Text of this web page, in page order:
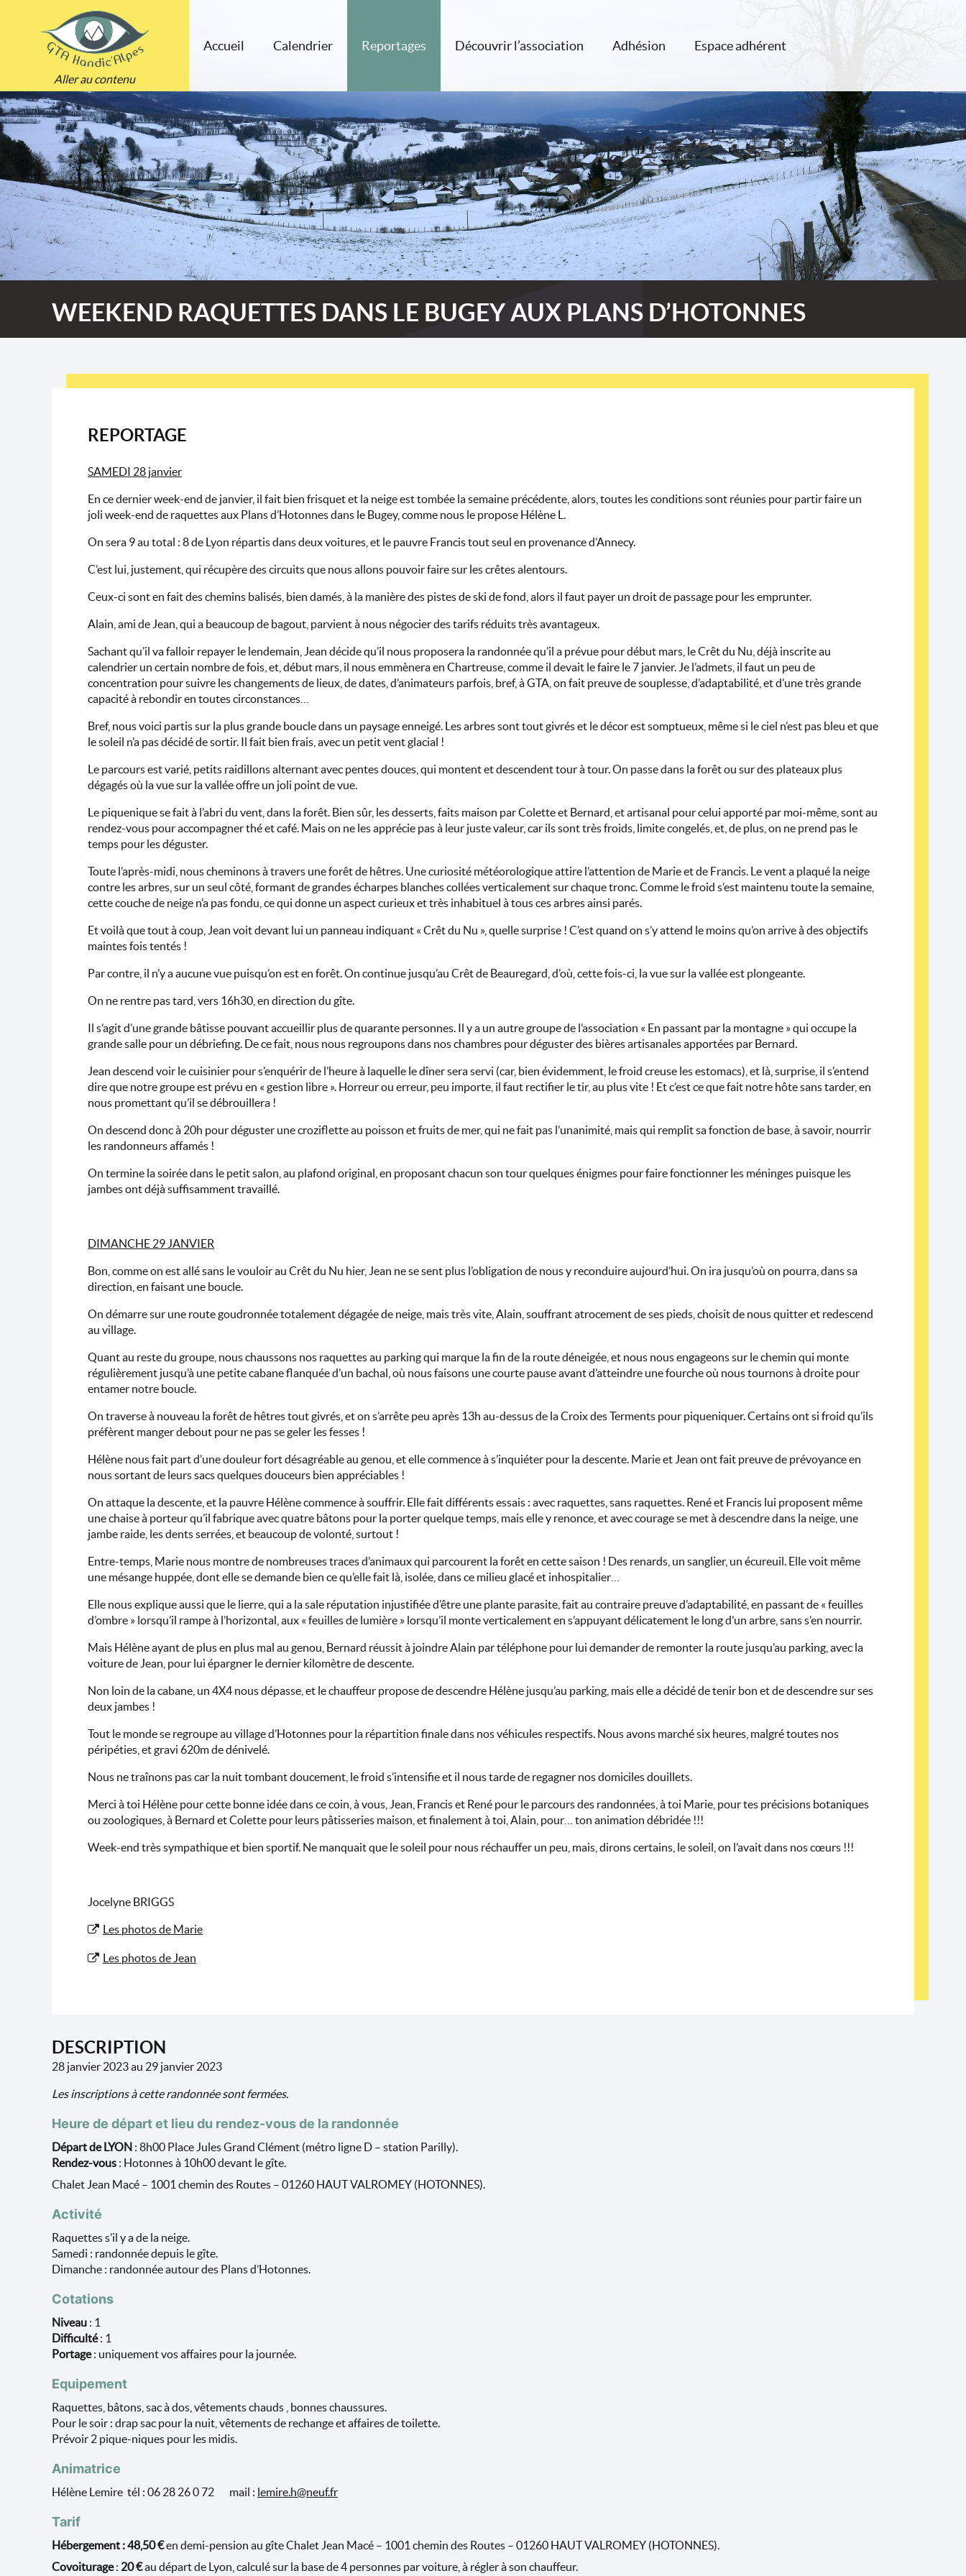
Aller au contenu
Accueil Calendrier Reportages Découvrir l’association Adhésion Espace adhérent
WEEKEND RAQUETTES DANS LE BUGEY AUX PLANS D’HOTONNES
REPORTAGE
SAMEDI 28 janvier
En ce dernier week-end de janvier, il fait bien frisquet et la neige est tombée la semaine précédente, alors, toutes les conditions sont réunies pour partir faire un
joli week-end de raquettes aux Plans d’Hotonnes dans le Bugey, comme nous le propose Hélène L.
On sera 9 au total : 8 de Lyon répartis dans deux voitures, et le pauvre Francis tout seul en provenance d’Annecy.
C’est lui, justement, qui récupère des circuits que nous allons pouvoir faire sur les crêtes alentours.
Ceux-ci sont en fait des chemins balisés, bien damés, à la manière des pistes de ski de fond, alors il faut payer un droit de passage pour les emprunter.
Alain, ami de Jean, qui a beaucoup de bagout, parvient à nous négocier des tarifs réduits très avantageux.
Sachant qu’il va falloir repayer le lendemain, Jean décide qu’il nous proposera la randonnée qu’il a prévue pour début mars, le Crêt du Nu, déjà inscrite au
calendrier un certain nombre de fois, et, début mars, il nous emmènera en Chartreuse, comme il devait le faire le 7 janvier. Je l’admets, il faut un peu de
concentration pour suivre les changements de lieux, de dates, d’animateurs parfois, bref, à GTA, on fait preuve de souplesse, d’adaptabilité, et d’une très grande
capacité à rebondir en toutes circonstances…
Bref, nous voici partis sur la plus grande boucle dans un paysage enneigé. Les arbres sont tout givrés et le décor est somptueux, même si le ciel n’est pas bleu et que
le soleil n’a pas décidé de sortir. Il fait bien frais, avec un petit vent glacial !
Le parcours est varié, petits raidillons alternant avec pentes douces, qui montent et descendent tour à tour. On passe dans la forêt ou sur des plateaux plus
dégagés où la vue sur la vallée offre un joli point de vue.
Le piquenique se fait à l’abri du vent, dans la forêt. Bien sûr, les desserts, faits maison par Colette et Bernard, et artisanal pour celui apporté par moi-même, sont au
rendez-vous pour accompagner thé et café. Mais on ne les apprécie pas à leur juste valeur, car ils sont très froids, limite congelés, et, de plus, on ne prend pas le
temps pour les déguster.
Toute l’après-midi, nous cheminons à travers une forêt de hêtres. Une curiosité météorologique attire l’attention de Marie et de Francis. Le vent a plaqué la neige
contre les arbres, sur un seul côté, formant de grandes écharpes blanches collées verticalement sur chaque tronc. Comme le froid s’est maintenu toute la semaine,
cette couche de neige n’a pas fondu, ce qui donne un aspect curieux et très inhabituel à tous ces arbres ainsi parés.
Et voilà que tout à coup, Jean voit devant lui un panneau indiquant « Crêt du Nu », quelle surprise ! C’est quand on s’y attend le moins qu’on arrive à des objectifs
maintes fois tentés !
Par contre, il n’y a aucune vue puisqu’on est en forêt. On continue jusqu’au Crêt de Beauregard, d’où, cette fois-ci, la vue sur la vallée est plongeante.
On ne rentre pas tard, vers 16h30, en direction du gîte.
Il s’agit d’une grande bâtisse pouvant accueillir plus de quarante personnes. Il y a un autre groupe de l’association « En passant par la montagne » qui occupe la
grande salle pour un débriefing. De ce fait, nous nous regroupons dans nos chambres pour déguster des bières artisanales apportées par Bernard.
Jean descend voir le cuisinier pour s’enquérir de l’heure à laquelle le dîner sera servi (car, bien évidemment, le froid creuse les estomacs), et là, surprise, il s’entend
dire que notre groupe est prévu en « gestion libre ». Horreur ou erreur, peu importe, il faut rectifier le tir, au plus vite ! Et c’est ce que fait notre hôte sans tarder, en
nous promettant qu’il se débrouillera !
On descend donc à 20h pour déguster une croziflette au poisson et fruits de mer, qui ne fait pas l’unanimité, mais qui remplit sa fonction de base, à savoir, nourrir
les randonneurs affamés !
On termine la soirée dans le petit salon, au plafond original, en proposant chacun son tour quelques énigmes pour faire fonctionner les méninges puisque les
jambes ont déjà suffisamment travaillé.
DIMANCHE 29 JANVIER
Bon, comme on est allé sans le vouloir au Crêt du Nu hier, Jean ne se sent plus l’obligation de nous y reconduire aujourd’hui. On ira jusqu’où on pourra, dans sa
direction, en faisant une boucle.
On démarre sur une route goudronnée totalement dégagée de neige, mais très vite, Alain, souffrant atrocement de ses pieds, choisit de nous quitter et redescend
au village.
Quant au reste du groupe, nous chaussons nos raquettes au parking qui marque la fin de la route déneigée, et nous nous engageons sur le chemin qui monte
régulièrement jusqu’à une petite cabane flanquée d’un bachal, où nous faisons une courte pause avant d’atteindre une fourche où nous tournons à droite pour
entamer notre boucle.
On traverse à nouveau la forêt de hêtres tout givrés, et on s’arrête peu après 13h au-dessus de la Croix des Terments pour piqueniquer. Certains ont si froid qu’ils
préfèrent manger debout pour ne pas se geler les fesses !
Hélène nous fait part d’une douleur fort désagréable au genou, et elle commence à s’inquiéter pour la descente. Marie et Jean ont fait preuve de prévoyance en
nous sortant de leurs sacs quelques douceurs bien appréciables !
On attaque la descente, et la pauvre Hélène commence à souffrir. Elle fait différents essais : avec raquettes, sans raquettes. René et Francis lui proposent même
une chaise à porteur qu’il fabrique avec quatre bâtons pour la porter quelque temps, mais elle y renonce, et avec courage se met à descendre dans la neige, une
jambe raide, les dents serrées, et beaucoup de volonté, surtout !
Entre-temps, Marie nous montre de nombreuses traces d’animaux qui parcourent la forêt en cette saison ! Des renards, un sanglier, un écureuil. Elle voit même
une mésange huppée, dont elle se demande bien ce qu’elle fait là, isolée, dans ce milieu glacé et inhospitalier…
Elle nous explique aussi que le lierre, qui a la sale réputation injustifiée d’être une plante parasite, fait au contraire preuve d’adaptabilité, en passant de « feuilles
d’ombre » lorsqu’il rampe à l’horizontal, aux « feuilles de lumière » lorsqu’il monte verticalement en s’appuyant délicatement le long d’un arbre, sans s’en nourrir.
Mais Hélène ayant de plus en plus mal au genou, Bernard réussit à joindre Alain par téléphone pour lui demander de remonter la route jusqu’au parking, avec la
voiture de Jean, pour lui épargner le dernier kilomètre de descente.
Non loin de la cabane, un 4X4 nous dépasse, et le chauffeur propose de descendre Hélène jusqu’au parking, mais elle a décidé de tenir bon et de descendre sur ses
deux jambes !
Tout le monde se regroupe au village d’Hotonnes pour la répartition finale dans nos véhicules respectifs. Nous avons marché six heures, malgré toutes nos
péripéties, et gravi 620m de dénivelé.
Nous ne traînons pas car la nuit tombant doucement, le froid s’intensifie et il nous tarde de regagner nos domiciles douillets.
Merci à toi Hélène pour cette bonne idée dans ce coin, à vous, Jean, Francis et René pour le parcours des randonnées, à toi Marie, pour tes précisions botaniques
ou zoologiques, à Bernard et Colette pour leurs pâtisseries maison, et finalement à toi, Alain, pour… ton animation débridée !!!
Week-end très sympathique et bien sportif. Ne manquait que le soleil pour nous réchauffer un peu, mais, dirons certains, le soleil, on l’avait dans nos cœurs !!!
Jocelyne BRIGGS
Les photos de Marie
Les photos de Jean
DESCRIPTION
28 janvier 2023 au 29 janvier 2023
Les inscriptions à cette randonnée sont fermées.
Heure de départ et lieu du rendez-vous de la randonnée
Départ de LYON : 8h00 Place Jules Grand Clément (métro ligne D – station Parilly).
Rendez-vous : Hotonnes à 10h00 devant le gîte.
Chalet Jean Macé – 1001 chemin des Routes – 01260 HAUT VALROMEY (HOTONNES).
Activité
Raquettes s’il y a de la neige.
Samedi : randonnée depuis le gîte.
Dimanche : randonnée autour des Plans d’Hotonnes.
Cotations
Niveau : 1
Difficulté: 1
Portage: uniquement vos affaires pour la journée.
Equipement
Raquettes, bâtons, sac à dos, vêtements chauds , bonnes chaussures.
Pour le soir : drap sac pour la nuit, vêtements de rechange et affaires de toilette.
Prévoir 2 pique-niques pour les midis.
Animatrice
Hélène Lemire tél : 06 28 26 0 72 mail : lemire.h@neuf.fr
Tarif
Hébergement : 48,50 €en demi-pension au gîte Chalet Jean Macé – 1001 chemin des Routes – 01260 HAUT VALROMEY (HOTONNES).
Covoiturage: 20 €au départ de Lyon, calculé sur la base de 4 personnes par voiture, à régler à son chauffeur.